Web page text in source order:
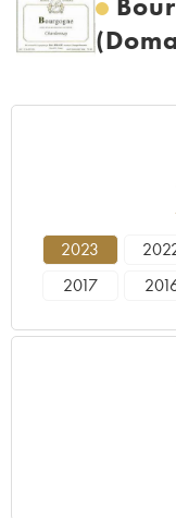
2023
2017